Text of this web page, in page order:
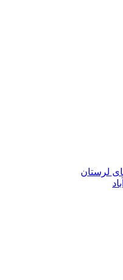
لرستان